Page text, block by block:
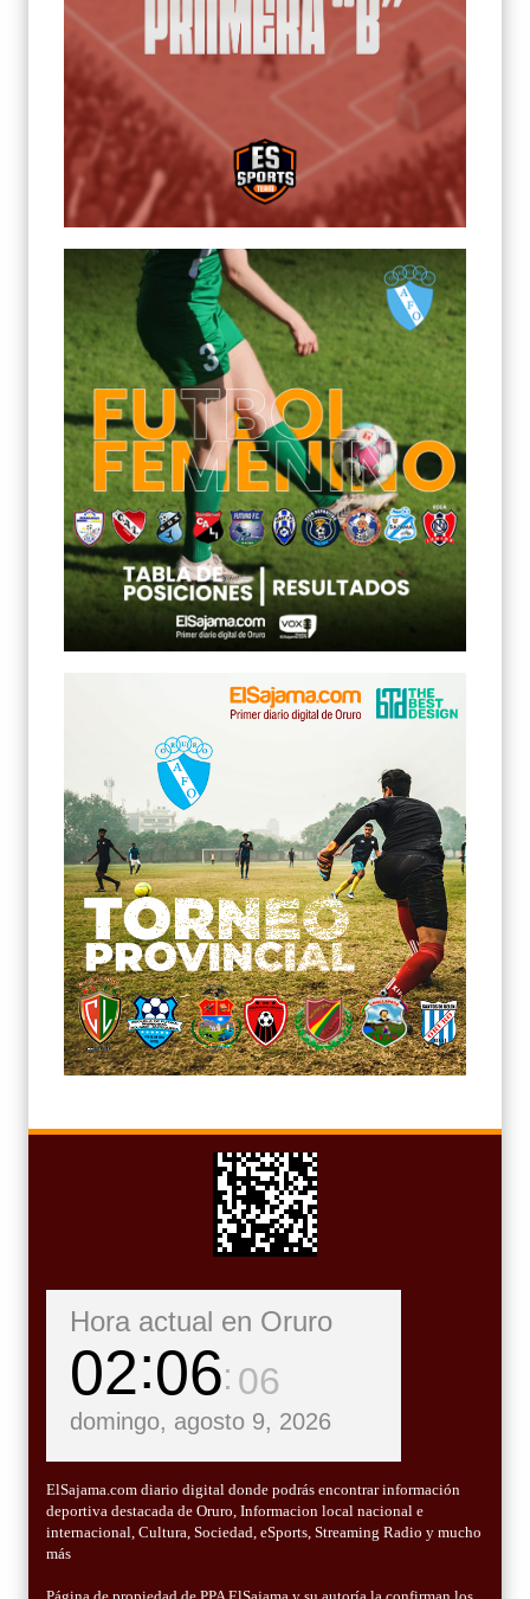
Hora actual en Oruro
02 06 08
domingo, agosto 9, 2026
ElSajama.com diario digital donde podrás encontrar información
deportiva destacada de Oruro, Informacion local nacional e
internacional, Cultura, Sociedad, eSports, Streaming Radio y mucho
más